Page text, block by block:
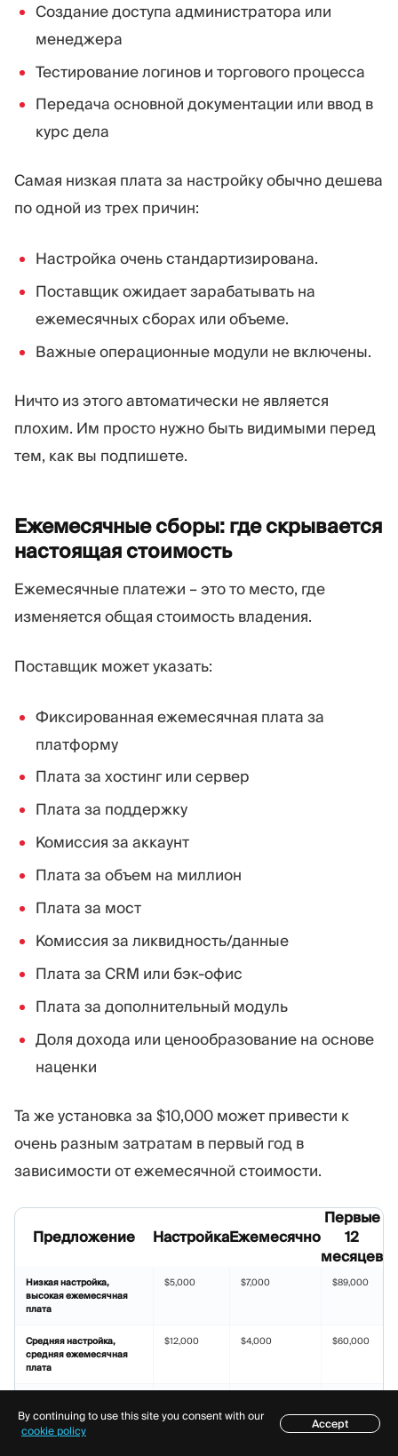
Создание доступа администратора или
менеджера
Тестирование логинов и торгового процесса
Передача основной документации или ввод в
курс дела
Самая низкая плата за настройку обычно дешева
по одной из трех причин:
Настройка очень стандартизирована.
Поставщик ожидает зарабатывать на
ежемесячных сборах или объеме.
Важные операционные модули не включены.
Ничто из этого автоматически не является
плохим. Им просто нужно быть видимыми перед
тем, как вы подпишете.
Ежемесячные сборы: где скрывается
настоящаястоимость
Ежемесячные платежи – это то место, где
изменяется общая стоимость владения.
Поставщик может указать:
Фиксированная ежемесячная плата за
платформу
Плата за хостинг или сервер
Плата за поддержку
Комиссия за аккаунт
Плата за объем на миллион
Плата за мост
Комиссия за ликвидность/данные
Плата за CRM или бэк-офис
Плата за дополнительный модуль
Доля дохода или ценообразование на основе
наценки
Та же установка за $10,000 может привести к
очень разным затратам в первый год в
зависимости от ежемесячной стоимости.
Предложение НастройкаЕжемесячно
Первые
12
месяцев
Низкая настройка,
высокая ежемесячная
плата
$5,000 $7,000 $89,000
Средняя настройка,
средняя ежемесячная
плата
$12,000 $4,000 $60,000
низкая ежемесячная
плата
Содержание
By continuing to use this site you consent with our
cookie policy
Accept